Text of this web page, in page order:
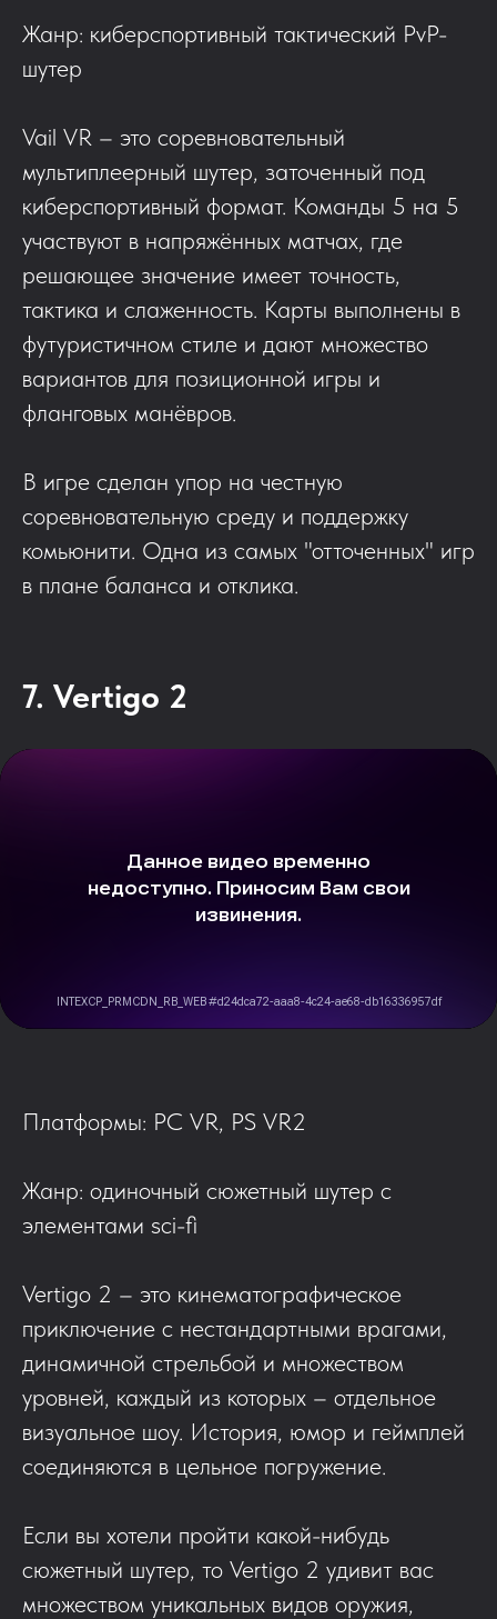
Жанр: киберспортивный тактический PvP-
шутер
Vail VR – это соревновательный
мультиплеерный шутер, заточенный под
киберспортивный формат. Команды 5 на 5
участвуют в напряжённых матчах, где
решающее значение имеет точность,
тактика и слаженность. Карты выполнены в
футуристичном стиле и дают множество
вариантов для позиционной игры и
фланговых манёвров.
В игре сделан упор на честную
соревновательную среду и поддержку
комьюнити. Одна из самых "отточенных" игр
в плане баланса и отклика.
7. Vertigo 2
Платформы: PC VR, PS VR2
Жанр: одиночный сюжетный шутер с
элементами sci-fi
Vertigo 2 – это кинематографическое
приключение с нестандартными врагами,
динамичной стрельбой и множеством
уровней, каждый из которых – отдельное
визуальное шоу. История, юмор и геймплей
соединяются в цельное погружение.
Если вы хотели пройти какой-нибудь
сюжетный шутер, то Vertigo 2 удивит вас
множеством уникальных видов оружия,